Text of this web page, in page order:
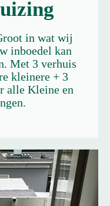
in wat wij
inboedel kan
Met 3 verhuis
kleinere + 3
alle Kleine en